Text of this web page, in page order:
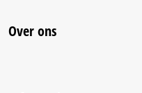
Over ons